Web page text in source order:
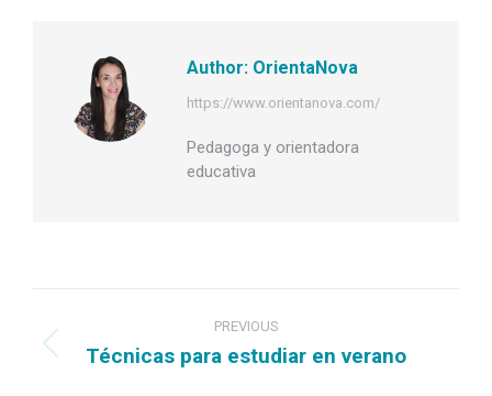
Author: OrientaNova
https://www.orientanova.com/
Pedagoga y orientadora
educativa
PREVIOUS
Técnicas para estudiar en verano